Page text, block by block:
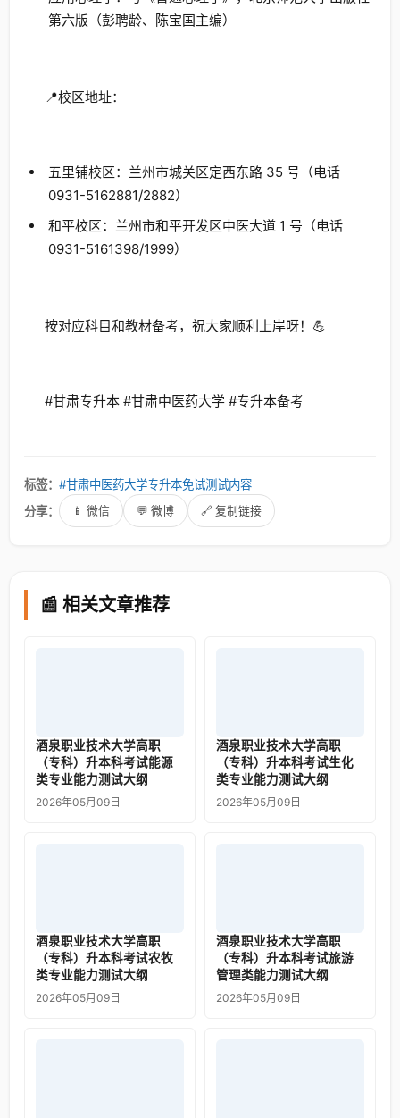
第六版（彭聘龄、陈宝国主编）
📍校区地址：
五里铺校区：兰州市城关区定西东路 35 号（电话
0931-5162881/2882）
和平校区：兰州市和平开发区中医大道 1 号（电话
0931-5161398/1999）
按对应科目和教材备考，祝大家顺利上岸呀！💪
#甘肃专升本 #甘肃中医药大学 #专升本备考
标签： #甘肃中医药大学专升本免试测试内容
分享：
📱 微信 💬 微博 🔗 复制链接
📰 相关文章推荐
酒泉职业技术大学高职
（专科）升本科考试能源
类专业能力测试大纲
2026年05月09日
酒泉职业技术大学高职
（专科）升本科考试生化
类专业能力测试大纲
2026年05月09日
酒泉职业技术大学高职
（专科）升本科考试农牧
类专业能力测试大纲
2026年05月09日
酒泉职业技术大学高职
（专科）升本科考试旅游
管理类能力测试大纲
2026年05月09日